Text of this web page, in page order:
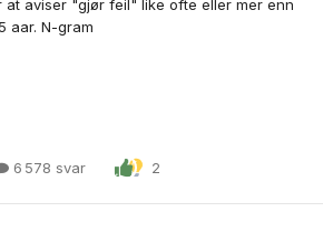
at aviser "gjør feil" like ofte eller mer enn
aar. N-gram
6 578 svar 2